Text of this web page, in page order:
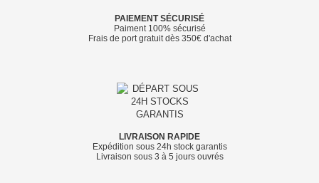
PAIEMENT SÉCURISÉ
Paiment 100% sécurisé
Frais de port gratuit dès 350€ d'achat
LIVRAISON RAPIDE
Expédition sous 24h stock garantis
Livraison sous 3 à 5 jours ouvrés